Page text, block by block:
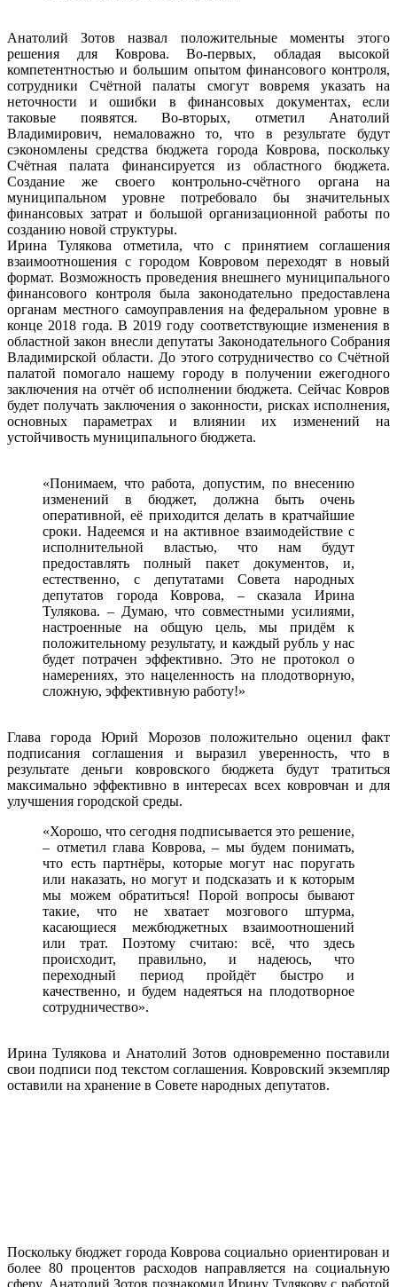
Анатолий Зотов назвал положительные моменты этого
решения для Коврова. Во-первых, обладая высокой
компетентностью и большим опытом финансового контроля,
сотрудники Счётной палаты смогут вовремя указать на
неточности и ошибки в финансовых документах, если
таковые появятся. Во-вторых, отметил Анатолий
Владимирович, немаловажно то, что в результате будут
сэкономлены средства бюджета города Коврова, поскольку
Счётная палата финансируется из областного бюджета.
Создание же своего контрольно-счётного органа на
муниципальном уровне потребовало бы значительных
финансовых затрат и большой организационной работы по
созданию новой структуры.
Ирина Тулякова отметила, что с принятием соглашения
взаимоотношения с городом Ковровом переходят в новый
формат. Возможность проведения внешнего муниципального
финансового контроля была законодательно предоставлена
органам местного самоуправления на федеральном уровне в
конце 2018 года. В 2019 году соответствующие изменения в
областной закон внесли депутаты Законодательного Собрания
Владимирской области. До этого сотрудничество со Счётной
палатой помогало нашему городу в получении ежегодного
заключения на отчёт об исполнении бюджета. Сейчас Ковров
будет получать заключения о законности, рисках исполнения,
основных параметрах и влиянии их изменений на
устойчивость муниципального бюджета.
«Понимаем, что работа, допустим, по внесению
изменений в бюджет, должна быть очень
оперативной, её приходится делать в кратчайшие
сроки. Надеемся и на активное взаимодействие с
исполнительной властью, что нам будут
предоставлять полный пакет документов, и,
естественно, с депутатами Совета народных
депутатов города Коврова, – сказала Ирина
Тулякова. – Думаю, что совместными усилиями,
настроенные на общую цель, мы придём к
положительному результату, и каждый рубль у нас
будет потрачен эффективно. Это не протокол о
намерениях, это нацеленность на плодотворную,
сложную, эффективную работу!»
Глава города Юрий Морозов положительно оценил факт
подписания соглашения и выразил уверенность, что в
результате деньги ковровского бюджета будут тратиться
максимально эффективно в интересах всех ковровчан и для
улучшения городской среды.
«Хорошо, что сегодня подписывается это решение,
– отметил глава Коврова, – мы будем понимать,
что есть партнёры, которые могут нас поругать
или наказать, но могут и подсказать и к которым
мы можем обратиться! Порой вопросы бывают
такие, что не хватает мозгового штурма,
касающиеся межбюджетных взаимоотношений
или трат. Поэтому считаю: всё, что здесь
происходит, правильно, и надеюсь, что
переходный период пройдёт быстро и
качественно, и будем надеяться на плодотворное
сотрудничество».
Ирина Тулякова и Анатолий Зотов одновременно поставили
свои подписи под текстом соглашения. Ковровский экземпляр
оставили на хранение в Совете народных депутатов.
Поскольку бюджет города Коврова социально ориентирован и
более 80 процентов расходов направляется на социальную
сферу, Анатолий Зотов познакомил Ирину Тулякову с работой